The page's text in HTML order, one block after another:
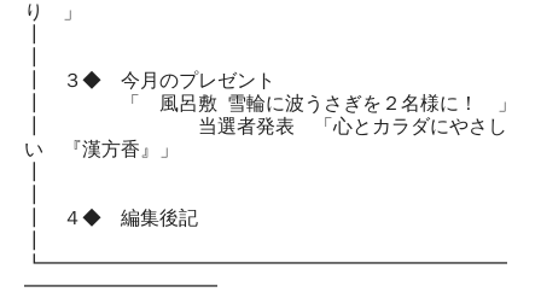
り 」
┃ ３◆ 今月のプレゼント
┃ 「 風呂敷 雪輪に波うさぎを２名様に！ 」
┃ 当選者発表 「心とカラダにやさし
い 『漢方香』」
┃ ４◆ 編集後記
┗━━━━━━━━━━━━━━━━━━━━━━━━
━━━━━━━━━━